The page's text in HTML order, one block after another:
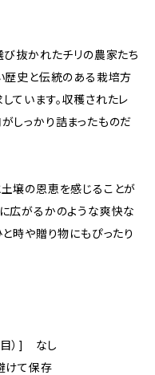
び抜かれたチリの農家たち
歴史と伝統のある栽培方
ています。収穫されたレ
しっかり詰まったものだ
壌の恩恵を感じることが
広がるかのような爽快な
時や贈り物にもぴったり
目）] なし
けて保存